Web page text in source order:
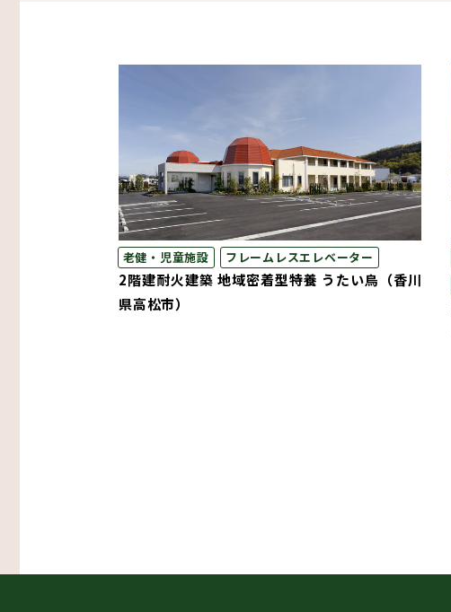
プレカット構造材
老健・児童施設 フレームレスエレベーター
2階建耐火建築 地域密着型特養 うたい鳥（香川
県高松市）